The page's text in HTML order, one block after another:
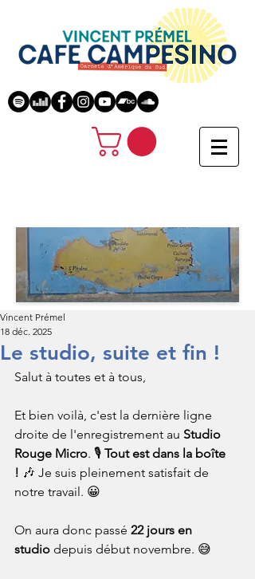
Le studio, suite et fin !
Vincent Prémel
18 déc. 2025
Salut à toutes et à tous,
Et bien voilà, c'est la dernière ligne
droite de l'enregistrement au Studio
Rouge Micro. 🎙️ Tout est dans la boîte
! 🎶 Je suis pleinement satisfait de
notre travail. 😀
On aura donc passé 22 jours en
studio depuis début novembre. 😅